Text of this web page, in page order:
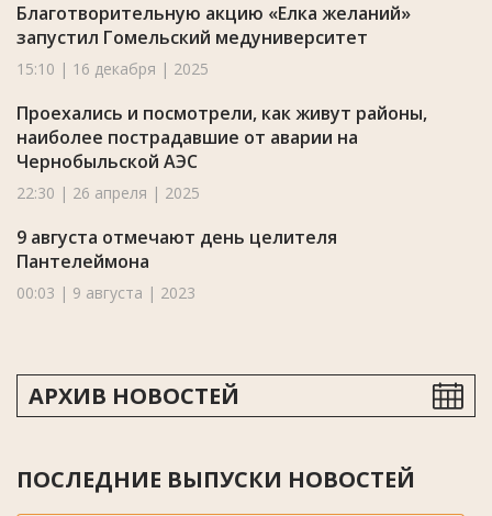
Благотворительную акцию «Елка желаний»
запустил Гомельский медуниверситет
15:10 | 16 декабря | 2025
Проехались и посмотрели, как живут районы,
наиболее пострадавшие от аварии на
Чернобыльской АЭС
22:30 | 26 апреля | 2025
9 августа отмечают день целителя
Пантелеймона
00:03 | 9 августа | 2023
АРХИВ НОВОСТЕЙ
ПОСЛЕДНИЕ ВЫПУСКИ НОВОСТЕЙ